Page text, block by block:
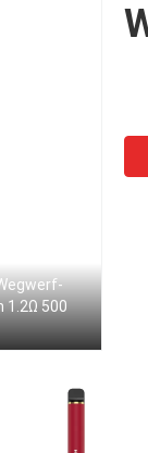
1.2Ω 500